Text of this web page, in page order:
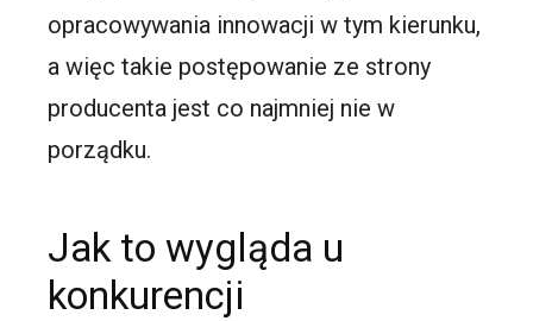
opracowywania innowacji w tym kierunku,
a więc takie postępowanie ze strony
producenta jest co najmniej nie w
porządku.
Jak to wygląda u
konkurencji